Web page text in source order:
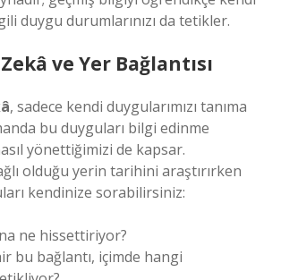
duygu durumlarınızı da tetikler.
ve Yer Bağlantısı
, sadece kendi duygularımızı tanıma
bu duyguları bilgi edinme
yönettiğimizi de kapsar.
olduğu yerin tarihini araştırırken
kendinize sorabilirsiniz:
ne hissettiriyor?
bu bağlantı, içimde hangi